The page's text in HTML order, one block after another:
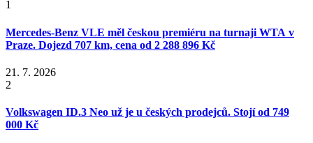
1
Mercedes-Benz VLE měl českou premiéru na turnaji WTA v
Praze. Dojezd 707 km, cena od 2 288 896 Kč
21. 7. 2026
2
Volkswagen ID.3 Neo už je u českých prodejců. Stojí od 749
000 Kč